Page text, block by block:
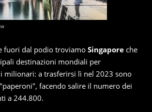
fuori dal podio troviamo Singapore che
destinazioni mondiali per
milionari: a trasferirsi lì nel 2023 sono
facendo salire il numero dei
a 244.800.